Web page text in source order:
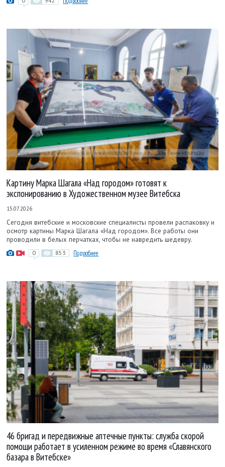
Картину Марка Шагала «Над городом» готовят к
экспонированию в Художественном музее Витебска
15.07.2026
Сегодня витебские и московские специалисты провели распаковку и
осмотр картины Марка Шагала «Над городом». Все работы они
проводили в белых перчатках, чтобы не навредить шедевру.
0 853 Подробнее
46 бригад и передвижные аптечные пункты: служба скорой
помощи работает в усиленном режиме во время «Славянского
базара в Витебске»